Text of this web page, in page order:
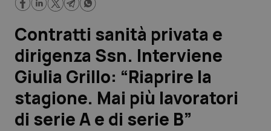
Lavoro e Professioni
Scienza e Farmaci
Studi e Analisi
Lettere al direttore
Contratti sanità privata e
dirigenza Ssn. Interviene
Giulia Grillo: “Riaprire la
stagione. Mai più lavoratori
di serie A e di serie B”